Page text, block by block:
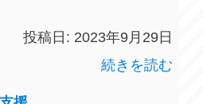
投稿日: 2023年9月29日
続きを読む